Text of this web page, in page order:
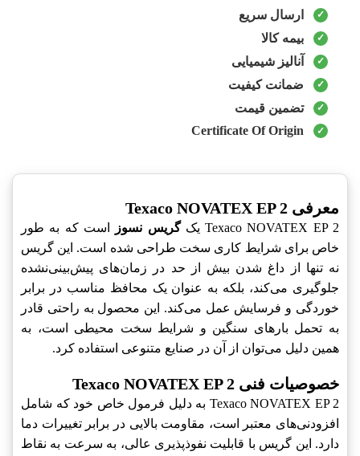
ارسال سریع
بیمه کالا
آنالیز شیمیایی
ضمانت کیفیت
تضمین قیمت
Certificate Of Origin
معرفی Texaco NOVATEX EP 2
Texaco NOVATEX EP 2‎ یک گریس نسوز
است که به طور
خاص برای شرایط کاری سخت طراحی شده است. این گریس
نه تنها از داغ شدن بیش از حد در زمان‌های پیش‌بینی‌نشده
جلوگیری می‌کند، بلکه به عنوان یک محافظ مناسب در برابر
خوردگی و فرسایش عمل می‌کند. این محصول به راحتی قادر
به تحمل بارهای سنگین و شرایط سخت محیطی است، به
همین دلیل می‌توان از آن در صنایع متنوعی استفاده کرد.
خصوصیات فنی Texaco NOVATEX EP 2
Texaco NOVATEX EP 2‎ به دلیل فرمول خاص خود که شامل
افزودنی‌های معتبر است، مقاومت بالایی در برابر تغییرات دما
دارد. این گریس با قابلیت نفوذپذیری عالی، به سرعت به نقاط